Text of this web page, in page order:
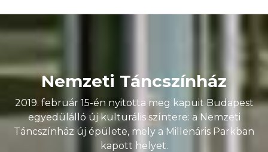
Nemzeti Táncszínház
2019. február 15-én nyitotta meg kapuit Budapest
egyedülálló új kulturális színtere: a Nemzeti
Táncszínház új épülete, mely a Millenáris Parkban
kapott helyet.